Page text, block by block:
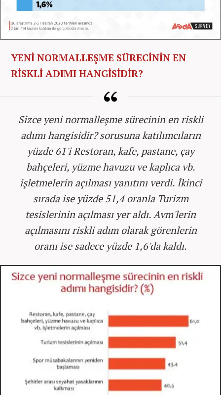
YENİ NORMALLEŞME SÜRECİNİN EN
RİSKLİ ADIMI HANGİSİDİR?
Sizce yeni normalleşme sürecinin en riskli
adımı hangisidir? sorusuna katılımcıların
yüzde 61'i Restoran, kafe, pastane, çay
bahçeleri, yüzme havuzu ve kaplıca vb.
işletmelerin açılması yanıtını verdi. İkinci
sırada ise yüzde 51,4 oranla Turizm
tesislerinin açılması yer aldı. Avm'lerin
açılmasını riskli adım olarak görenlerin
oranı ise sadece yüzde 1,6'da kaldı.